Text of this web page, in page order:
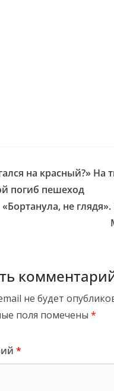
на красный?» На
погиб пешеход
«Бортанула, не
не будет
поля помечены *
*